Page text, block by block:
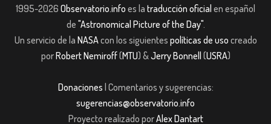
1995-2026 Observatorio.info es la traducción oficial en español
de "Astronomical Picture of the Day".
Un servicio de la NASAcon los siguientes políticas de uso creado
porRobert Nemiroff(MTU) &Jerry Bonnell (USRA)
Donaciones | Comentarios y sugerencias:
sugerencias@observatorio.info
Proyecto realizado porAlex Dantart